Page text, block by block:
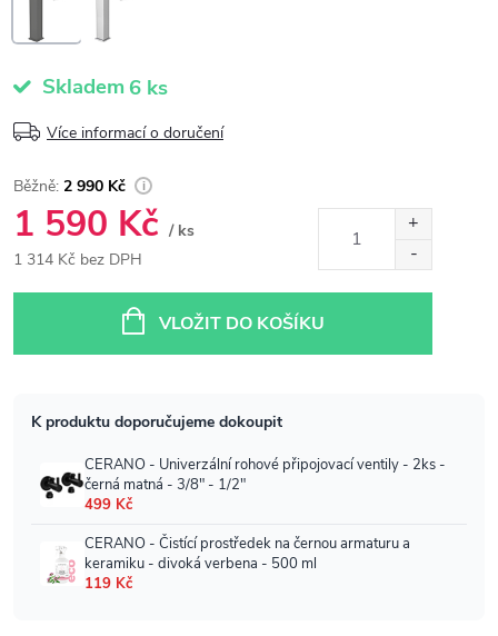
Skladem6 ks
Více informací o doručení
2 990 Kč
1 590 Kč / ks
1 314 Kč bez DPH
VLOŽIT DO KOŠÍKU